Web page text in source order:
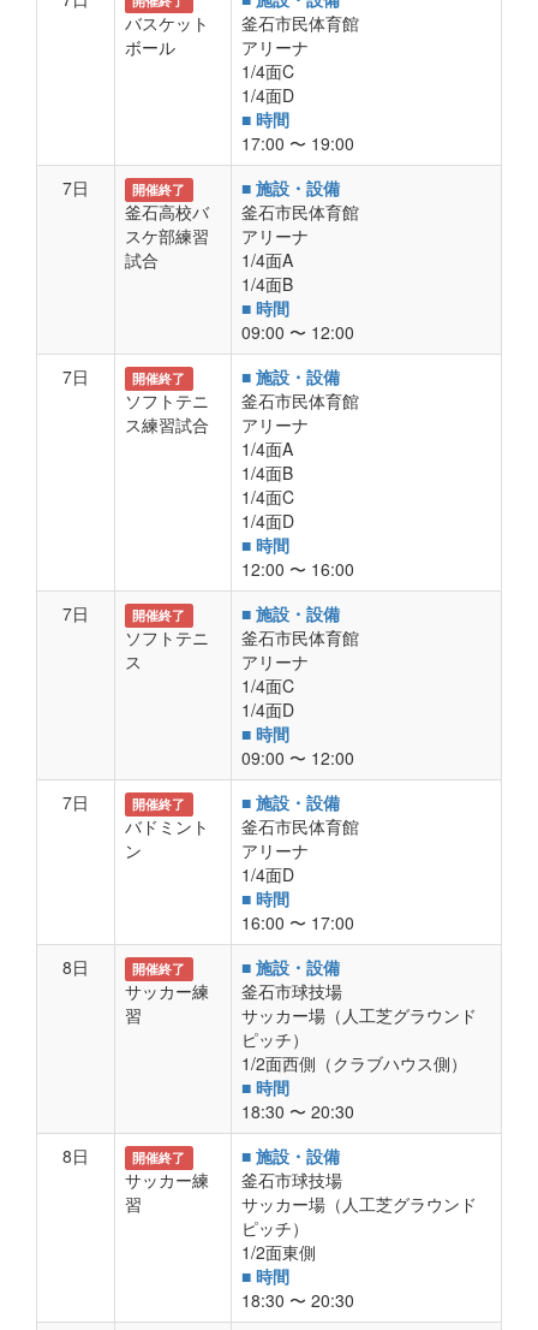
バスケット
ボール
釜石市民体育館
アリーナ
1/4面C
1/4面D
■ 時間
17:00 〜 19:00
7日
開催終了
釜石高校バ
スケ部練習
試合
■ 施設・設備
釜石市民体育館
アリーナ
1/4面A
1/4面B
■ 時間
09:00 〜 12:00
7日
開催終了
ソフトテニ
ス練習試合
■ 施設・設備
釜石市民体育館
アリーナ
1/4面A
1/4面B
1/4面C
1/4面D
■ 時間
12:00 〜 16:00
7日
開催終了
ソフトテニ
ス
■ 施設・設備
釜石市民体育館
アリーナ
1/4面C
1/4面D
■ 時間
09:00 〜 12:00
7日
開催終了
バドミント
ン
■ 施設・設備
釜石市民体育館
アリーナ
1/4面D
■ 時間
16:00 〜 17:00
8日
開催終了
サッカー練
習
■ 施設・設備
釜石市球技場
サッカー場（人工芝グラウンド
ピッチ）
1/2面西側（クラブハウス側）
■ 時間
18:30 〜 20:30
8日
開催終了
サッカー練
習
■ 施設・設備
釜石市球技場
サッカー場（人工芝グラウンド
ピッチ）
1/2面東側
■ 時間
18:30 〜 20:30